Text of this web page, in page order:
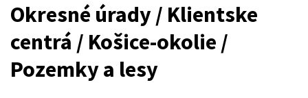
Okresné úrady / Klientske
centrá / Košice-okolie /
Pozemky a lesy